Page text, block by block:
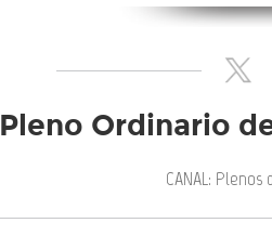
Pleno Ordinario
CANAL: